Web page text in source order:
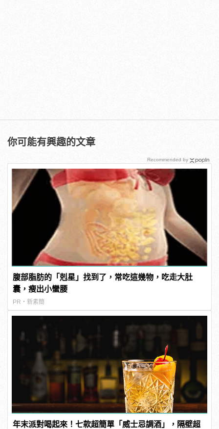
你可能有興趣的文章
腹部脂肪的「剋星」找到了，常吃這幾物，吃走大肚
囊，瘦出小蠻腰
PR・新素簡
年末派對喝起來！七款超簡單「威士忌調酒」，隔壁超
Recommended by